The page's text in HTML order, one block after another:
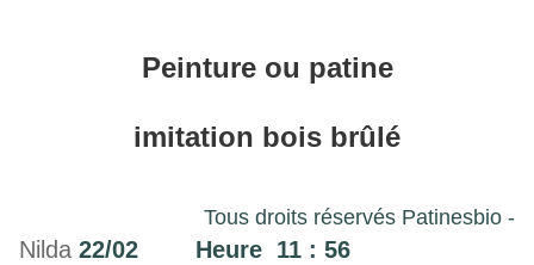
Peinture ou patine
imitation bois brûlé
Tous droits réservés Patinesbio -
Nilda 22/02 Heure 11 : 56